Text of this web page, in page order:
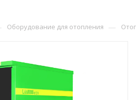
Оборудование для отопления —